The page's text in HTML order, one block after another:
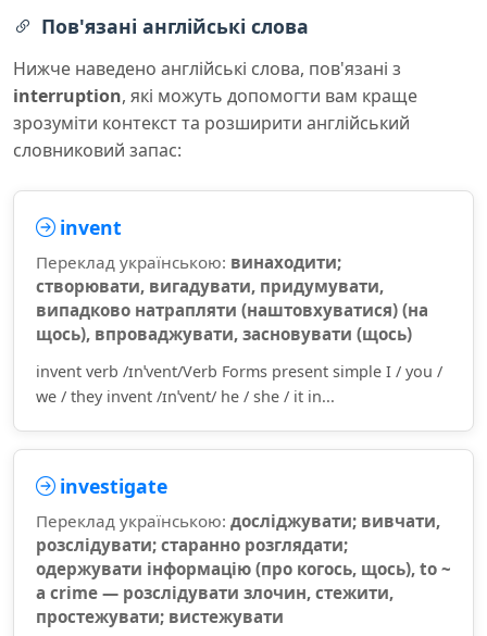
Пов'язані англійські слова
Нижче наведено англійські слова, пов'язані з
interruption, які можуть допомогти вам краще
зрозуміти контекст та розширити англійський
словниковий запас:
invent
Переклад українською: винаходити;
створювати, вигадувати, придумувати,
випадково натрапляти (наштовхуватися) (на
щось), впроваджувати, засновувати (щось)
invent verb /ɪnˈvent/Verb Forms present simple I / you /
we / they invent /ɪnˈvent/ he / she / it in...
investigate
Переклад українською: досліджувати; вивчати,
розслідувати; старанно розглядати;
одержувати інформацію (про когось, щось), to ~
a crime — розслідувати злочин, стежити,
простежувати; вистежувати